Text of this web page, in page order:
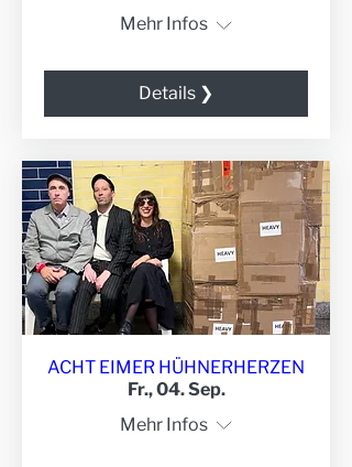
Mehr Infos
Details ❯
ACHT EIMER HÜHNERHERZEN
Fr., 04. Sep.
Mehr Infos